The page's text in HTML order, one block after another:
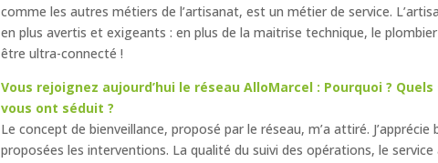
comme les autres métiers de l’artisanat, est un métier de service.
en plus avertis et exigeants : en plus de la maitrise technique, le
être ultra-connecté !
Vous rejoignez aujourd’hui le réseau AlloMarcel : Pourquoi ?
vous ont séduit ?
Le concept de bienveillance, proposé par le réseau, m’a attiré.
proposées les interventions. La qualité du suivi des opérations, le